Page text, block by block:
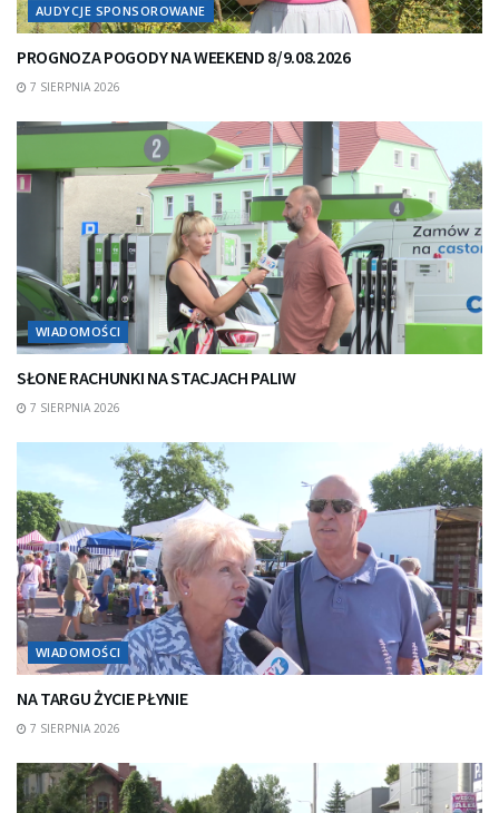
AUDYCJE SPONSOROWANE
PROGNOZA POGODY NA WEEKEND 8/9.08.2026
7 SIERPNIA 2026
WIADOMOŚCI
SŁONE RACHUNKI NA STACJACH PALIW
7 SIERPNIA 2026
WIADOMOŚCI
NA TARGU ŻYCIE PŁYNIE
7 SIERPNIA 2026